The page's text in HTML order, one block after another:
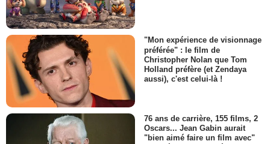
"Mon expérience de visionnage
préférée" : le film de
Christopher Nolan que Tom
Holland préfère (et Zendaya
aussi), c'est celui-là !
76 ans de carrière, 155 films, 2
Oscars... Jean Gabin aurait
"bien aimé faire un film avec"